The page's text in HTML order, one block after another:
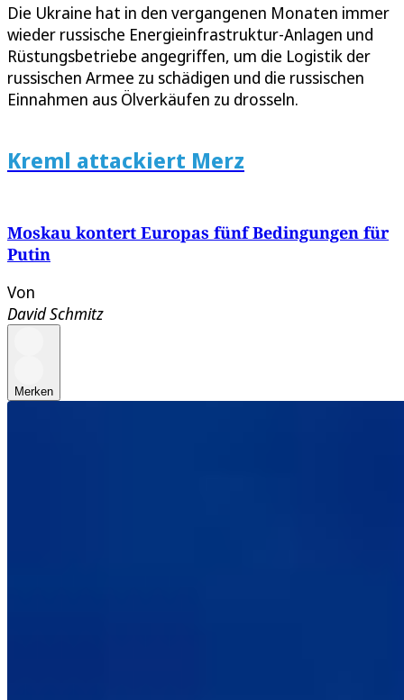
Die Ukraine hat in den vergangenen Monaten immer
wieder russische Energieinfrastruktur-Anlagen und
Rüstungsbetriebe angegriffen, um die Logistik der
russischen Armee zu schädigen und die russischen
Einnahmen aus Ölverkäufen zu drosseln.
Kreml attackiert Merz
Moskau kontert Europas fünf Bedingungen für
Putin
Von
David Schmitz
Merken